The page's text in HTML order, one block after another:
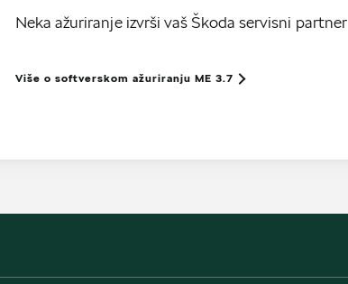
Neka ažuriranje izvrši vaš Škoda servisni partner
Više o softverskom ažuriranju ME 3.7